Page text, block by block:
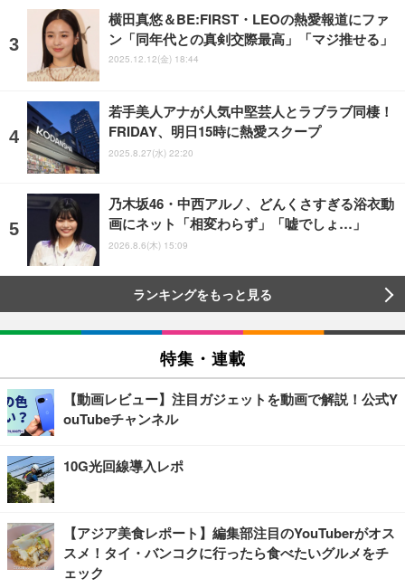
横田真悠＆BE:FIRST・LEOの熱愛報道にファ
ン「同年代との真剣交際最高」「マジ推せる」
2025.12.12(金) 18:44
若手美人アナが人気中堅芸人とラブラブ同棲！
FRIDAY、明日15時に熱愛スクープ
2025.8.27(水) 22:20
乃木坂46・中西アルノ、どんくさすぎる浴衣動
画にネット「相変わらず」「嘘でしょ…」
2026.8.6(木) 15:09
ランキングをもっと見る
特集・連載
【動画レビュー】注目ガジェットを動画で解説！公式Y
ouTubeチャンネル
10G光回線導入レポ
【アジア美食レポート】編集部注目のYouTuberがオス
スメ！タイ・バンコクに行ったら食べたいグルメをチ
ェック